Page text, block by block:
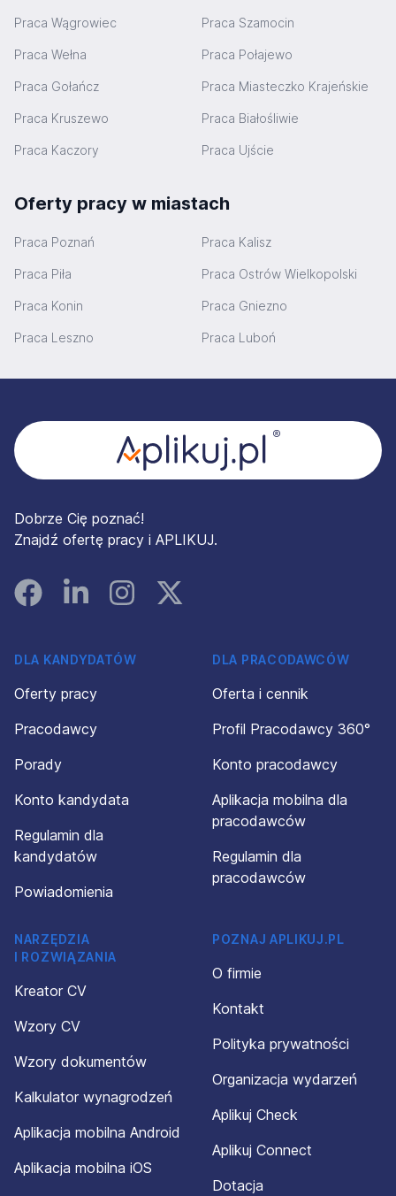
Praca Wągrowiec Praca Szamocin
Praca Wełna Praca Połajewo
Praca Gołańcz Praca Miasteczko Krajeńskie
Praca Kruszewo Praca Białośliwie
Praca Kaczory Praca Ujście
Oferty pracy w miastach
Praca Poznań Praca Kalisz
Praca Piła Praca Ostrów Wielkopolski
Praca Konin Praca Gniezno
Praca Leszno Praca Luboń
Dobrze Cię poznać!
Znajdź ofertę pracy i APLIKUJ.
FacebookLinked InInstagramInstagram
DLA KANDYDATÓW
Oferty pracy
Pracodawcy
Porady
Konto kandydata
Regulamin dla
kandydatów
Powiadomienia
DLA PRACODAWCÓW
Oferta i cennik
Profil Pracodawcy 360°
Konto pracodawcy
Aplikacja mobilna dla
pracodawców
Regulamin dla
pracodawców
NARZĘDZIA
I ROZWIĄZANIA
Kreator CV
Wzory CV
Wzory dokumentów
Kalkulator wynagrodzeń
Aplikacja mobilna Android
Aplikacja mobilna iOS
POZNAJ APLIKUJ.PL
O firmie
Kontakt
Polityka prywatności
Organizacja wydarzeń
Aplikuj Check
Aplikuj Connect
Dotacja